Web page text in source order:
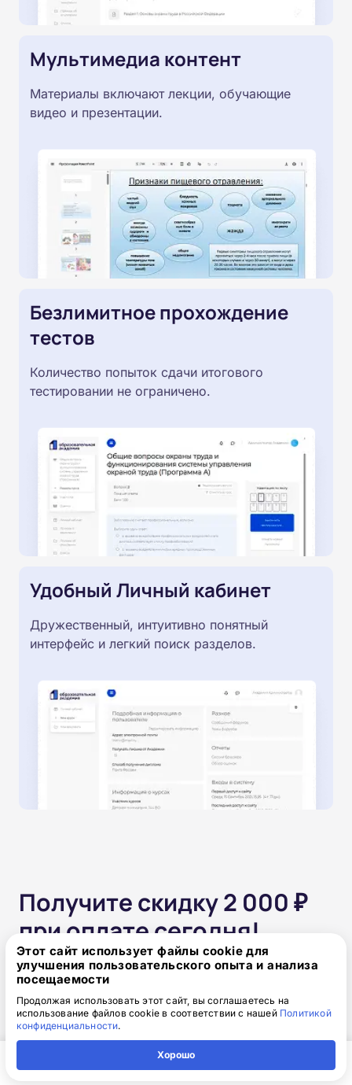
Мультимедиа контент
Материалы включают лекции, обучающие
видео и презентации.
Безлимитное прохождение
тестов
Количество попыток сдачи итогового
тестировании не ограничено.
Удобный Личный кабинет
Дружественный, интуитивно понятный
интерфейс и легкий поиск разделов.
Получите скидку 2 000 ₽
при оплате сегодня!
Одним платежом
от 15 850 ₽ 17 850 ₽ скидка: 2 000 ₽
Частями без переплат
Этот сайт использует файлы cookie для
улучшения пользовательского опыта и анализа
посещаемости
Продолжая использовать этот сайт, вы соглашаетесь на
использование файлов cookie в соответствии с нашей Политикой
конфиденциальности.
Хорошо